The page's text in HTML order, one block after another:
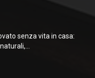
senza vita in casa: